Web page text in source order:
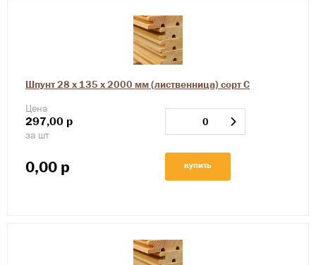
Шпунт 28 х 135 х 2000 мм (лиственница) сорт С
Цена
297,00 р
за шт
0,00 р купить